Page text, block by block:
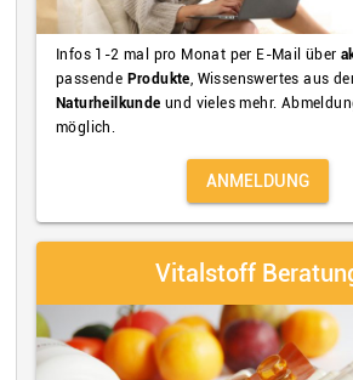
Infos 1-2 mal pro Monat per E-Mail über
passende Produkte , Wissenswertes aus
Naturheilkunde und vieles mehr.
möglich.
ANMELDUNG
Vitalstoff